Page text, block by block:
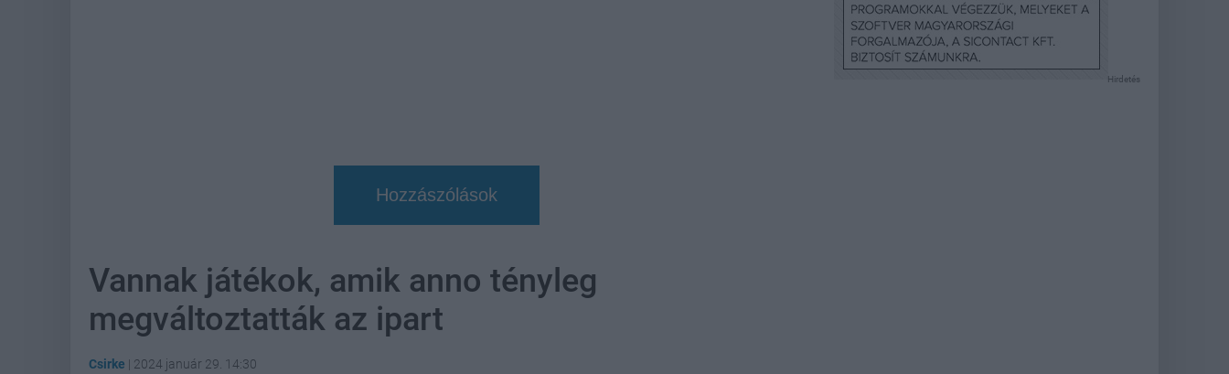
Hozzászólások
Vannak játékok, amik anno tényleg
megváltoztatták az ipart
Csirke | 2024 január 29. 14:30
Hirdetés